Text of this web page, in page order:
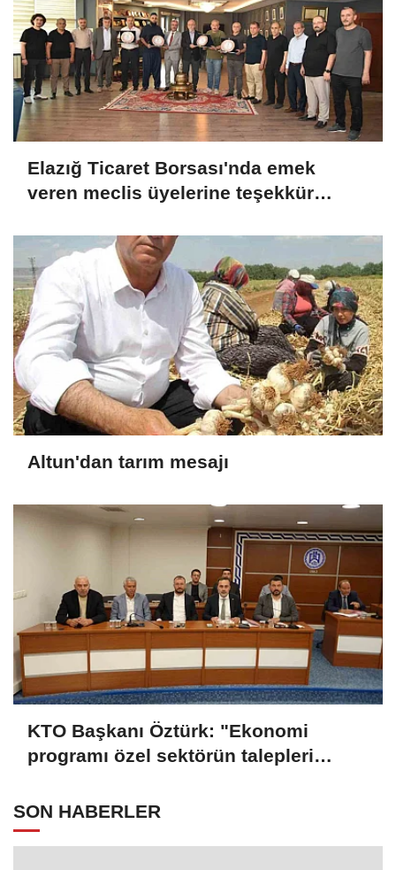
Elazığ Ticaret Borsası'nda emek
veren meclis üyelerine teşekkür
Altun'dan tarım mesajı
KTO Başkanı Öztürk: "Ekonomi
programı özel sektörün talepleri
SON HABERLER